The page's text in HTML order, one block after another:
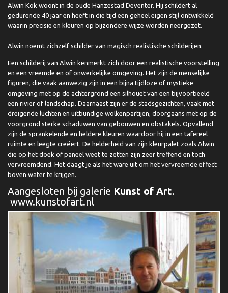
Alwin Kok woont in de oude Hanzestad Deventer. Hij schildert al
gedurende 40 jaar en heeft in die tijd een geheel eigen stijl ontwikkeld
waarin precisie en kleuren op bijzondere wijze worden neergezet.
Alwin noemt zichzelf schilder van magisch realistische schilderijen.
Een schilderij van Alwin kenmerkt zich door een realistische voorstelling
en een vreemde en of onwerkelijke omgeving. Het zijn de menselijke
figuren, die vaak aanwezig zijn in een bijna tijdloze of mystieke
omgeving met op de achtergrond een silhouet van een bijvoorbeeld
een rivier of landschap. Daarnaast zijn er de stadsgezichten, vaak met
dreigende luchten en uitbundige wolkenpartijen, doorgaans met op de
voorgrond sterke schaduwen van gebouwen en obstakels. Opvallend
zijn de sprankelende en heldere kleuren waardoor hij in een tafereel
ruimte en leegte creëert. De helderheid van zijn kleurpalet zoals Alwin
die op het doek of paneel weet te zetten zijn zeer treffend en toch
vervreemdend. Het daagt je als het ware uit om het vervreemde effect
boven water te krijgen.
Aangesloten bij galerie Kunst of Art.
www.kunstofart.nl